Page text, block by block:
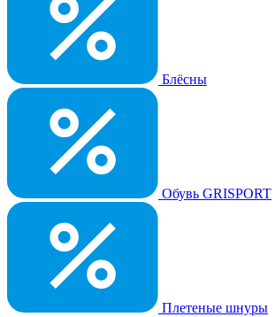
Блёсны
Обувь GRISPORT
Плетеные шнуры